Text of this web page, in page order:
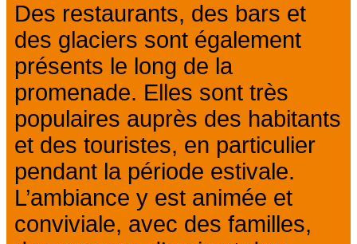
Des restaurants, des bars et
des glaciers sont également
présents le long de la
promenade. Elles sont très
populaires auprès des habitants
et des touristes, en particulier
pendant la période estivale.
L’ambiance y est animée et
conviviale, avec des familles,